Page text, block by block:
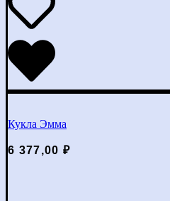
Кукла Эмма
6 377,00 ₽